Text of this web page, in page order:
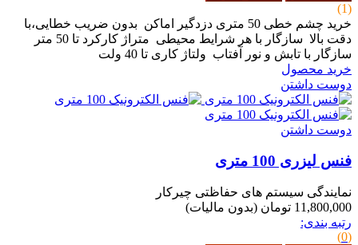
(1)
خرید چشم خطی 50 متری دزدگیر اماکن بدون ضریب خطایی،با
دقت بالا سازگار با هر شرایط محیطی متراژ کارکرد تا 50 متر
سازگار با تابش و نور آفتاب ولتاژ کاری تا 40 ولت
خرید محصول
دوست داشتن
دوست داشتن
فنس لیزری 100 متری
نمایندگی سیستم های حفاظتی چیرکار
11,800,000 تومان
(بدون مالیات)
رتبه بندی:
(0)